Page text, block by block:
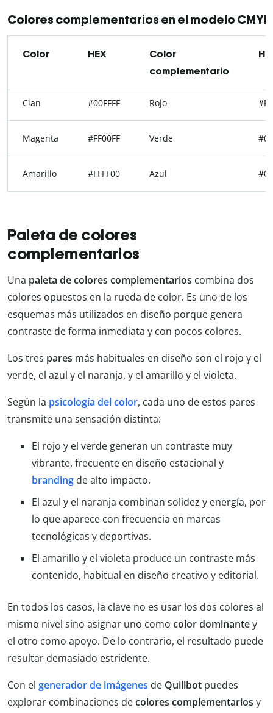
Colores complementarios en el modelo CMYK
Color HEX
Color
complementario
Cian #00FFFF Rojo
Magenta #FF00FF Verde
Amarillo #FFFF00 Azul
Paleta de colores
complementarios
Una paleta de colores complementarios combina dos
colores opuestos en la rueda de color. Es uno de los
esquemas más utilizados en diseño porque genera
contraste de forma inmediata y con pocos colores.
Los tres pares más habituales en diseño son el rojo y el
verde, el azul y el naranja, y el amarillo y el violeta.
Según la psicología del color, cada uno de estos pares
transmite una sensación distinta:
El rojo y el verde generan un contraste muy
vibrante, frecuente en diseño estacional y
branding de alto impacto.
El azul y el naranja combinan solidez y energía, por
lo que aparece con frecuencia en marcas
tecnológicas y deportivas.
El amarillo y el violeta produce un contraste más
contenido, habitual en diseño creativo y editorial.
En todos los casos, la clave no es usar los dos colores al
mismo nivel sino asignar uno como color dominantey
el otro como apoyo. De lo contrario, el resultado puede
resultar demasiado estridente.
Con el generador de imágenes de Quillbot puedes
explorar combinaciones decolores complementarios y